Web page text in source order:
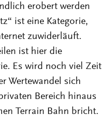
erobert werden
ist eine Kategorie,
zuwiderläuft.
ist hier die
Es wird noch viel Zeit
Wertewandel sich
Bereich hinaus
Terrain Bahn bricht.